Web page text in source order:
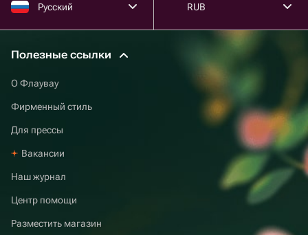
Русский RUB
Полезные ссылки
О Флаувау
Фирменный стиль
Для прессы
Вакансии
Наш журнал
Центр помощи
Разместить магазин